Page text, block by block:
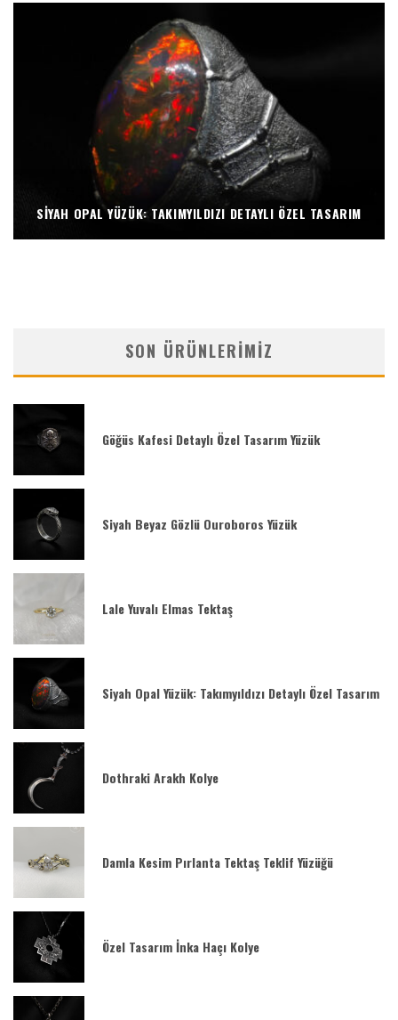
SIYAH OPAL YÜZÜK: TAKIMYILDIZI DETAYLI ÖZEL TASARIM
SON ÜRÜNLERIMIZ
Göğüs Kafesi Detaylı Özel Tasarım Yüzük
Siyah Beyaz Gözlü Ouroboros Yüzük
Lale Yuvalı Elmas Tektaş
Siyah Opal Yüzük: Takımyıldızı Detaylı Özel Tasarım
Dothraki Arakh Kolye
Damla Kesim Pırlanta Tektaş Teklif Yüzüğü
Özel Tasarım İnka Haçı Kolye